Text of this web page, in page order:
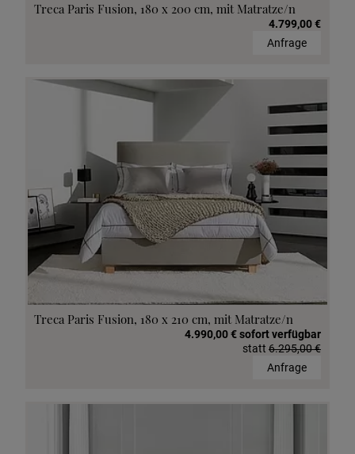
Treca Paris Fusion, 180 x 200 cm, mit Matratze/n
4.799,00 €
Anfrage
Treca Paris Fusion, 180 x 210 cm, mit Matratze/n
4.990,00 € sofort verfügbar
statt 6.295,00 €
Anfrage